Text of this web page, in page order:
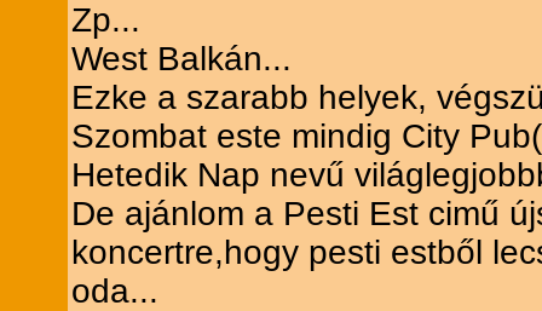
Zp...
West Balkán...
Ezke a szarabb helyek,
Szombat este mindig City
Hetedik Nap nevű
De ajánlom a Pesti Est cimű
koncertre,hogy pesti estből
oda...